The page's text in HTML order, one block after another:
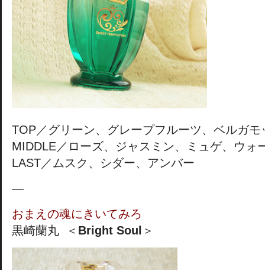
TOP／グリーン、グレープフルーツ、ベルガ
MIDDLE／ローズ、ジャスミン、ミュゲ、ウォ
LAST／ムスク、シダー、アンバー
—
おまえの魂にきいてみろ
黒崎蘭丸 ＜ Bright Soul ＞